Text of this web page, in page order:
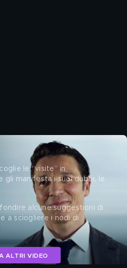
le “visite” in
gli manifesta i suoi dubbi, le
alcune suggestioni di
a sciogliere i nodi di
ALTRI VIDEO